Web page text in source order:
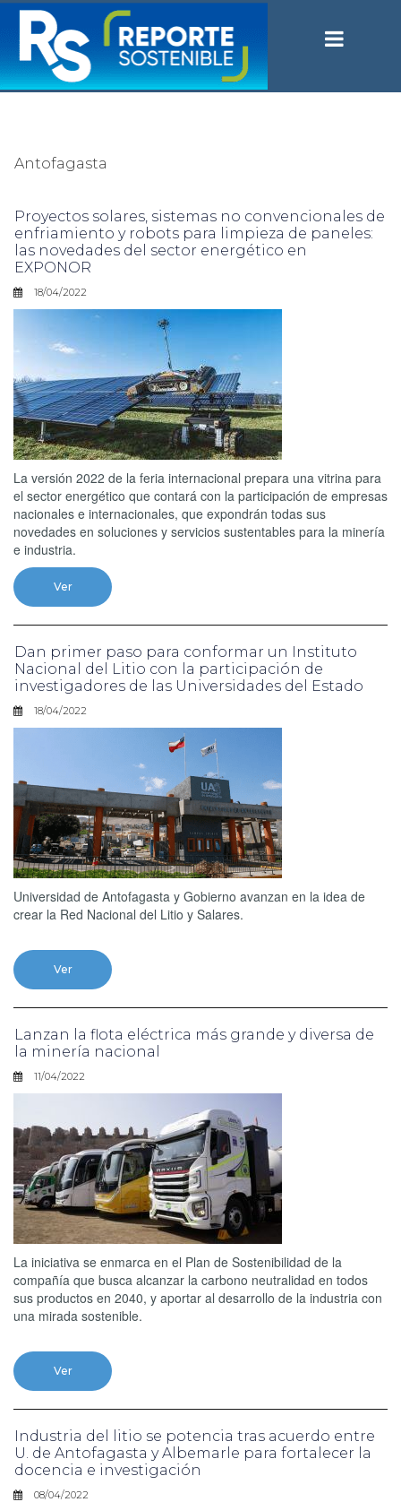
Antofagasta
Proyectos solares, sistemas no convencionales de
enfriamiento y robots para limpieza de paneles:
las novedades del sector energético en
EXPONOR
18/04/2022
La versión 2022 de la feria internacional prepara una vitrina para
el sector energético que contará con la participación de empresas
nacionales e internacionales, que expondrán todas sus
novedades en soluciones y servicios sustentables para la minería
e industria.
Ver
Dan primer paso para conformar un Instituto
Nacional del Litio con la participación de
investigadores de las Universidades del Estado
18/04/2022
Universidad de Antofagasta y Gobierno avanzan en la idea de
crear la Red Nacional del Litio y Salares.
Ver
Lanzan la flota eléctrica más grande y diversa de
la minería nacional
11/04/2022
La iniciativa se enmarca en el Plan de Sostenibilidad de la
compañía que busca alcanzar la carbono neutralidad en todos
sus productos en 2040, y aportar al desarrollo de la industria con
una mirada sostenible.
Ver
Industria del litio se potencia tras acuerdo entre
U. de Antofagasta y Albemarle para fortalecer la
docencia e investigación
08/04/2022